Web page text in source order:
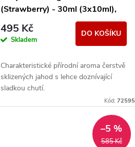
(Strawberry) - 30ml (3x10ml),
495 Kč
Skladem
DO KOŠÍKU
Charakteristické přírodní aroma čerstvě
sklizených jahod s lehce doznívající
sladkou chutí.
Kód: 72595
585 Kč
–5 %